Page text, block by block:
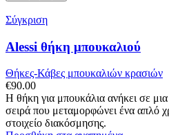
Σύγκριση
Alessi θήκη μπουκαλιού
Θήκες-Κάβες μπουκαλιών κρασιών
€90.00
Η θήκη για μπουκάλια ανήκει σε μια
σειρά που μεταμορφώνει ένα απλό
στοιχείο διακόσμησης.